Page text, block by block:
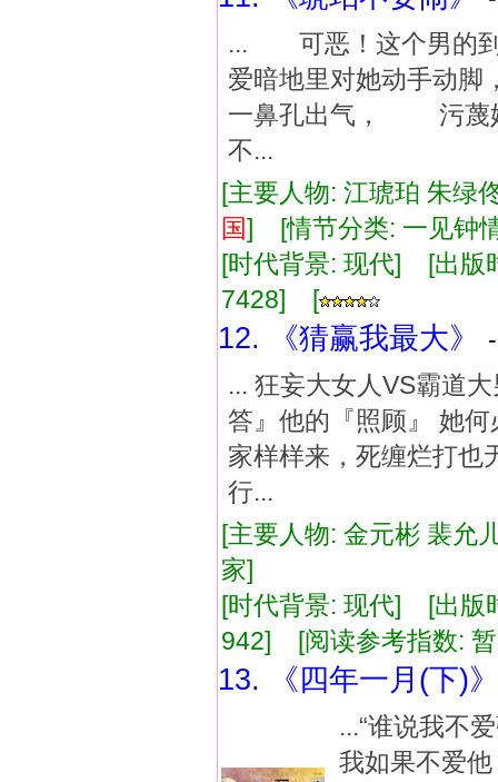
... 可恶！这个男的
爱暗地里对她动手
一鼻孔出气， 污蔑
不...
[主要人物: 江琥珀 朱绿
国] [情节分类: 一见
[时代背景: 现代] [出
7428] [
12. 《猜赢我最大》
... 狂妄大女人VS霸道
答』他的『照顾』 她
家样样来，死缠烂打也
行...
[主要人物: 金元彬 裴
家]
[时代背景: 现代] [出
942] [阅读参考指数:
13. 《四年一月(下)》
...“谁说我不
我如果不爱